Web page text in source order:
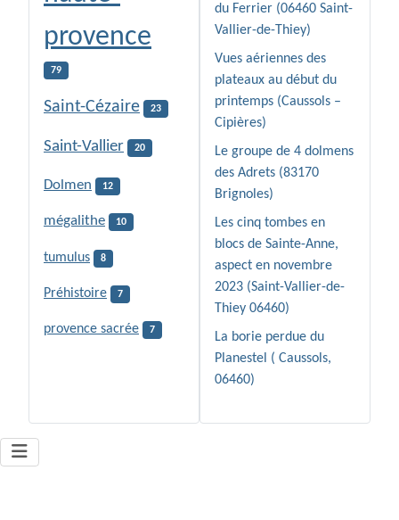
provence
79
Saint-Cézaire 23
Saint-Vallier 20
Dolmen 12
mégalithe 10
tumulus 8
Préhistoire 7
provence sacrée 7
du Ferrier (06460 Saint-
Vallier-de-Thiey)
Vues aériennes des
plateaux au début du
printemps (Caussols –
Cipières)
Le groupe de 4 dolmens
des Adrets (83170
Brignoles)
Les cinq tombes en
blocs de Sainte-Anne,
aspect en novembre
2023 (Saint-Vallier-de-
Thiey 06460)
La borie perdue du
Planestel ( Caussols,
06460)